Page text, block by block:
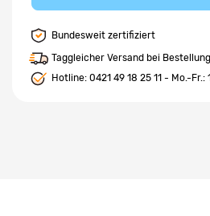
Bundesweit zertifiziert
Taggleicher Versand bei
Hotline: 0421 49 18 25 11 - Mo.-Fr.: